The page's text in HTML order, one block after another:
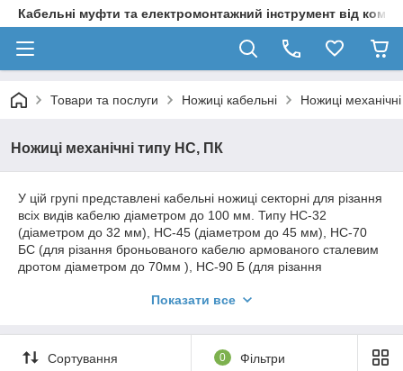
Кабельні муфти та електромонтажний інструмент від
Товари та послуги Ножиці кабельні Ножиці
Ножиці механічні типу НС, ПК
У цій групі представлені кабельні ножиці секторні для різання
всіх видів кабелю діаметром до 100 мм. Типу НС-32
(діаметром до 32 мм), НС-45 (діаметром до 45 мм), НС-70
БС (для різання броньованого кабелю армованого сталевим
дротом діаметром до 70мм ), НС-90 Б (для різання
різання броньованого кабелю армованого сталевим дротом
Показати все
Сортування 0 Фільтри